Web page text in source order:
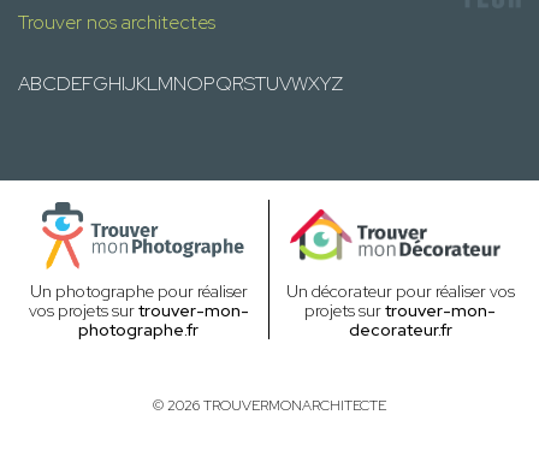
Trouver nos architectes
ABCDEFGHIJKLMNOPQRSTUVWXYZ
Un photographe pour réaliser
vos projets surtrouver-mon-
photographe.fr
Un décorateur pour réaliser vos
projets surtrouver-mon-
decorateur.fr
© 2026 TROUVERMONARCHITECTE